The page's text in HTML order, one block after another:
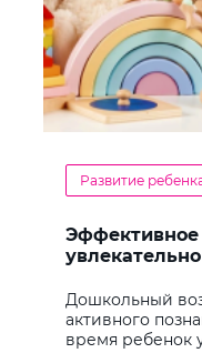
Развитие
Эффективное
Дошкольный
активного
время ребенок